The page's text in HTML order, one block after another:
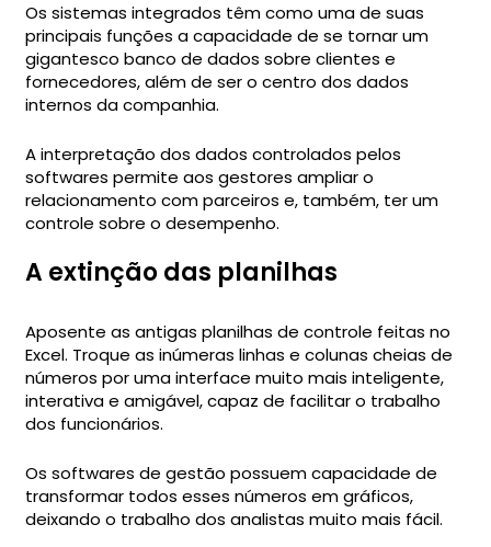
Os sistemas integrados têm como uma de suas
principais funções a capacidade de se tornar um
gigantesco banco de dados sobre clientes e
fornecedores, além de ser o centro dos dados
internos da companhia.
A interpretação dos dados controlados pelos
softwares permite aos gestores ampliar o
relacionamento com parceiros e, também, ter um
controle sobre o desempenho.
A extinção das planilhas
Aposente as antigas planilhas de controle feitas no
Excel. Troque as inúmeras linhas e colunas cheias de
números por uma interface muito mais inteligente,
interativa e amigável, capaz de facilitar o trabalho
dos funcionários.
Os softwares de gestão possuem capacidade de
transformar todos esses números em gráficos,
deixando o trabalho dos analistas muito mais fácil.